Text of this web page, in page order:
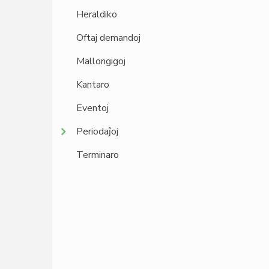
Heraldiko
Oftaj demandoj
Mallongigoj
Kantaro
Eventoj
Periodaĵoj
Terminaro